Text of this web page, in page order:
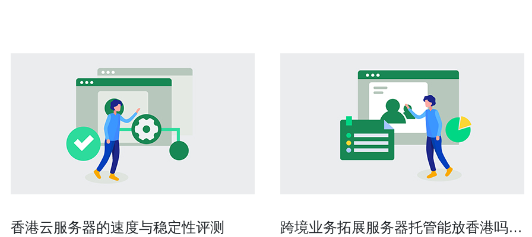
香港云服务器的速度与稳定性评测
跨境业务拓展服务器托管能放香港吗对